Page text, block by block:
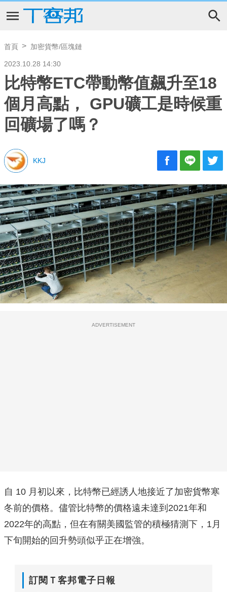
首頁 加密貨幣/區塊鏈
2023.10.28 14:30
比特幣ETC帶動幣值飆升至18
個月高點， GPU礦工是時候重
回礦場了嗎？
KKJ
ADVERTISEMENT
自 10 月初以來，比特幣已經誘人地接近了加密貨幣寒
冬前的價格。儘管比特幣的價格遠未達到2021年和
2022年的高點，但在有關美國監管的積極猜測下，1月
下旬開始的回升勢頭似乎正在增強。
訂閱Ｔ客邦電子日報